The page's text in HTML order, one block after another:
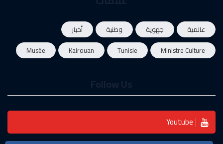
عالمية جهوية وطنية
أخبار
Ministre Culture
Tunisie
Kairouan
Musée
Youtube